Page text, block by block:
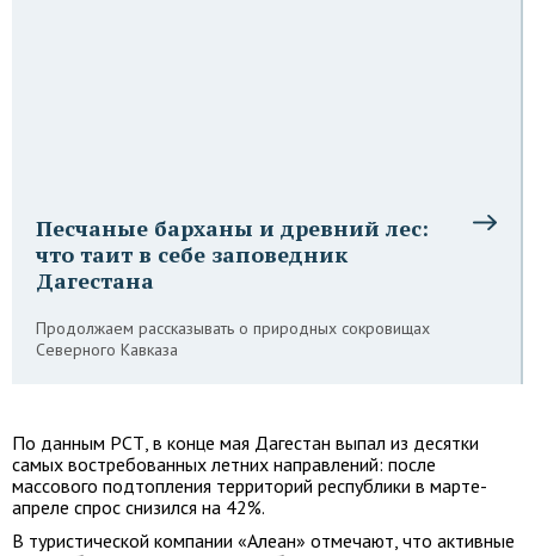
Песчаные барханы и древний лес:
что таит в себе заповедник
Дагестана
Продолжаем рассказывать о природных сокровищах
Северного Кавказа
По данным РСТ, в конце мая Дагестан выпал из десятки
самых востребованных летних направлений: после
массового подтопления территорий республики в марте-
апреле спрос снизился на 42%.
В туристической компании «Алеан» отмечают, что активные